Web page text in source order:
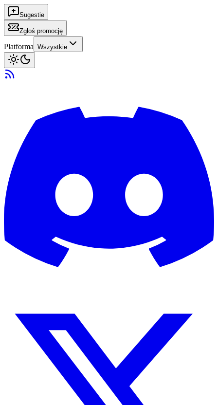
Sugestie
Zgłoś promocję
Platforma Wszystkie